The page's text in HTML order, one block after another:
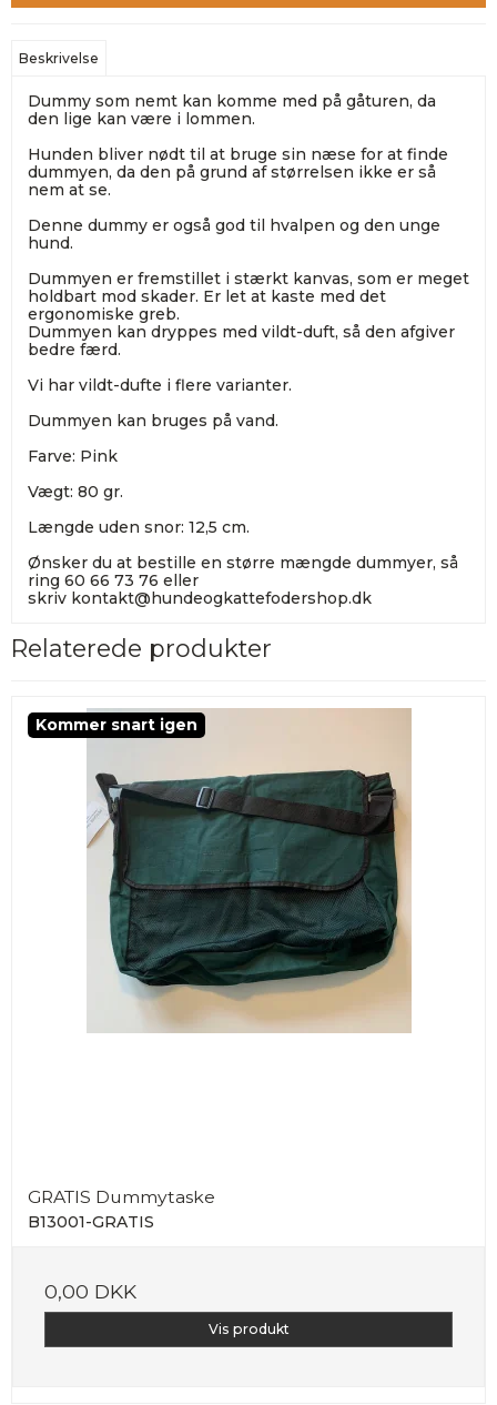
Beskrivelse
Dummy som nemt kan komme med på gåturen, da
den lige kan være i lommen.
Hunden bliver nødt til at bruge sin næse for at finde
dummyen, da den på grund af størrelsen ikke er så
nem at se.
Denne dummy er også god til hvalpen og den unge
hund.
Dummyen er fremstillet i stærkt kanvas, som er meget
holdbart mod skader. Er let at kaste med det
ergonomiske greb.
Dummyen kan dryppes med vildt-duft, så den afgiver
bedre færd.
Vi har vildt-dufte i flere varianter.
Dummyen kan bruges på vand.
Farve: Pink
Vægt: 80 gr.
Længde uden snor: 12,5 cm.
Ønsker du at bestille en større mængde dummyer, så
ring 60 66 73 76 eller
skriv kontakt@hundeogkattefodershop.dk
Relaterede produkter
Kommer snart igen
GRATIS Dummytaske
B13001-GRATIS
0,00 DKK
Vis produkt